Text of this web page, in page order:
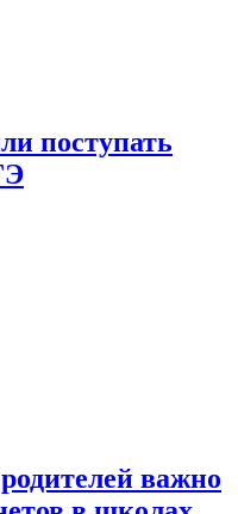
поступать
важно